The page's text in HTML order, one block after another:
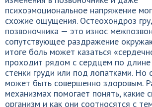
психоэмоциональное напряжение
схожие ощущения. Остеохондроз
позвоночника — это износ
сопутствующее раздражение
итоге боль может казаться
проходит рядом с сердцем по длине
стенки груди или под лопатками. Но
может быть совершенно здоровым.
механизмах помогает понять, какие
организм и как они соотносятся с